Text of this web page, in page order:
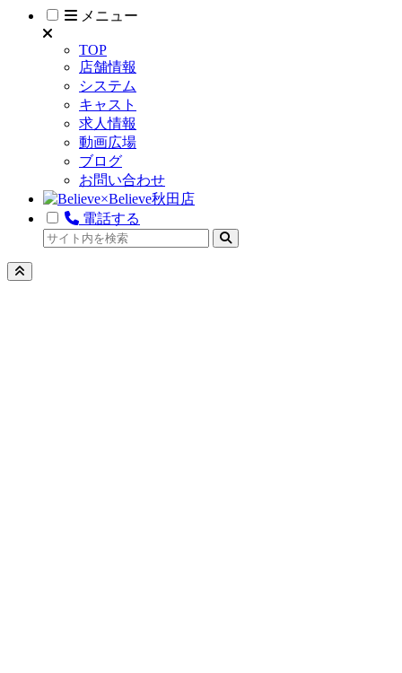
メニュー
TOP
店舗情報
システム
キャスト
求人情報
動画広場
ブログ
お問い合わせ
電話する